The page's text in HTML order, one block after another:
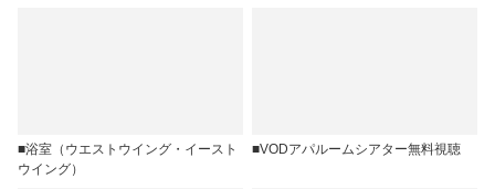
■浴室（ウエストウイング・イースト
ウイング）
■VODアパルームシアター無料視聴